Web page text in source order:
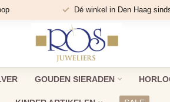
Dé winkel in Den Haag
GOUDEN SIERADEN